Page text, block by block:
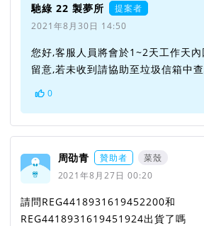
馳綠 22 製夢所
提案者
2021年8月30日 14:50
您好,客服人員將會於1~2天工作天
留意,若未收到請協助至垃圾信箱中
0
周劭青 贊助者
菜殼
2021年8月27日 00:20
請問REG4418931619452200和
REG4418931619451924出貨了嗎